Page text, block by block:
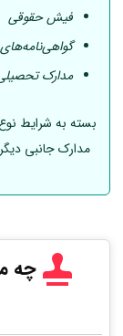
فیش حقوقی
مدارک
بسته به شرایط
مدارک جانبی
چه